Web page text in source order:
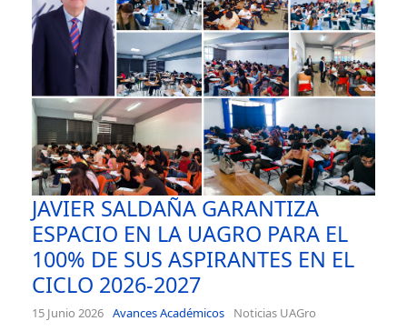
JAVIER SALDAÑA GARANTIZA
ESPACIO EN LA UAGRO PARA EL
100% DE SUS ASPIRANTES EN EL
CICLO 2026-2027
15 Junio 2026 Avances Académicos Noticias UAGro